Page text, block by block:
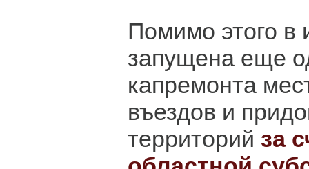
Помимо этого в
запущена еще
капремонта
въездов и
территорий за